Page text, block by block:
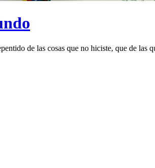
de las cosas que no hiciste, que de